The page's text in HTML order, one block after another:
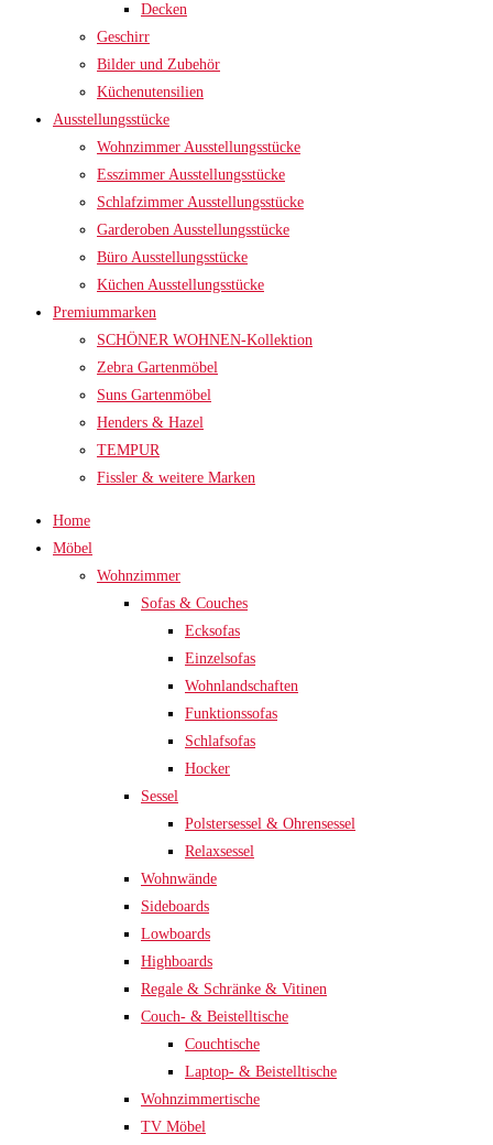
Decken
Geschirr
Bilder und Zubehör
Küchenutensilien
Ausstellungsstücke
Wohnzimmer Ausstellungsstücke
Esszimmer Ausstellungsstücke
Schlafzimmer Ausstellungsstücke
Garderoben Ausstellungsstücke
Büro Ausstellungsstücke
Küchen Ausstellungsstücke
Premiummarken
SCHÖNER WOHNEN-Kollektion
Zebra Gartenmöbel
Suns Gartenmöbel
Henders & Hazel
TEMPUR
Fissler & weitere Marken
Home
Möbel
Wohnzimmer
Sofas & Couches
Ecksofas
Einzelsofas
Wohnlandschaften
Funktionssofas
Schlafsofas
Hocker
Sessel
Polstersessel & Ohrensessel
Relaxsessel
Wohnwände
Sideboards
Lowboards
Highboards
Regale & Schränke & Vitinen
Couch- & Beistelltische
Couchtische
Laptop- & Beistelltische
Wohnzimmertische
TV Möbel